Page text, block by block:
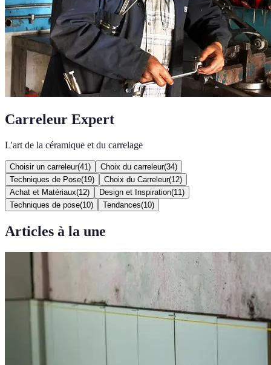
Carreleur Expert
L'art de la céramique et du carrelage
Choisir un carreleur(41 ) Choix du carreleur(34)
Techniques de Pose(19) Choix du Carreleur(12)
Achat et Matériaux(12) Design et Inspiration(11 )
Techniques de pose(10) Tendances(10)
Articles à la une